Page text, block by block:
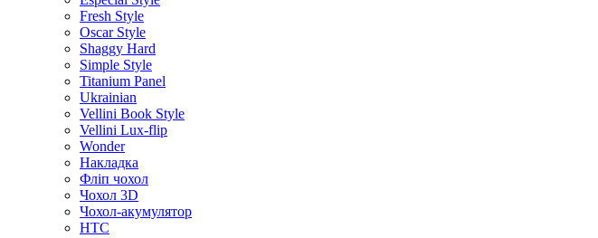
Fresh Style
Oscar Style
Shaggy Hard
Simple Style
Titanium Panel
Ukrainian
Vellini Book Style
Vellini Lux-flip
Wonder
Накладка
Фліп чохол
Чохол 3D
Чохол-акумулятор
HTC